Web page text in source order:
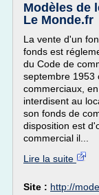
Modèles de
Le Monde.fr
La vente d'un
fonds est
du Code de
septembre 1953
commerciaux,
interdisent au
son fonds de
disposition est
commercial il...
Lire la suite
Site : http://